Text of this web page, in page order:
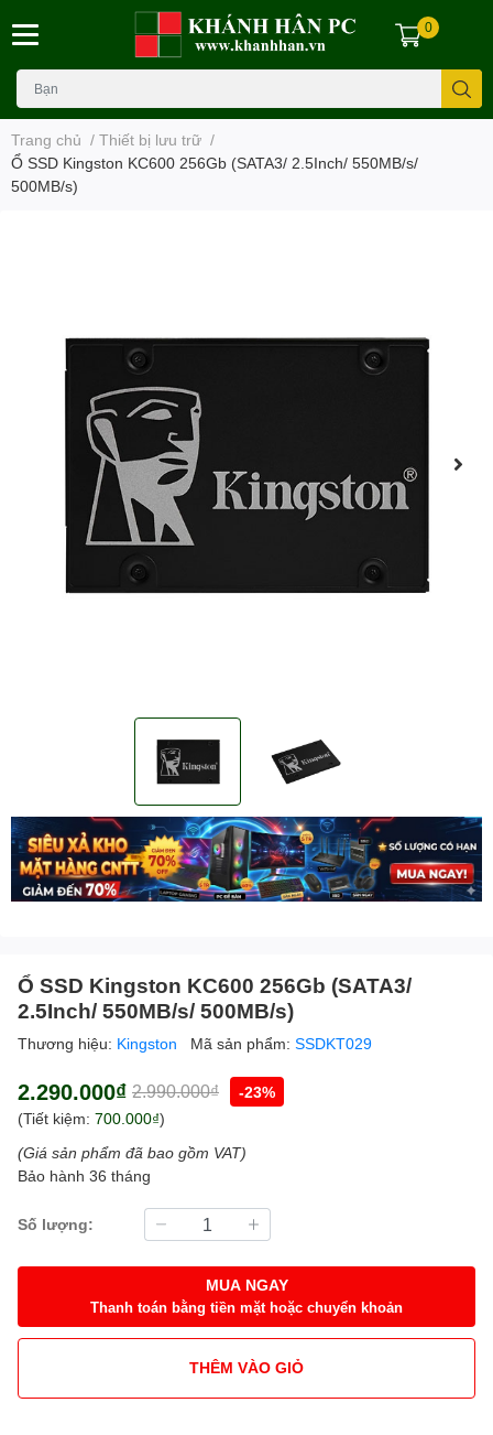
0
Trang chủ / Thiết bị lưu trữ /
Ổ SSD Kingston KC600 256Gb (SATA3/ 2.5Inch/ 550MB/s/
500MB/s)
Ổ SSD Kingston KC600 256Gb (SATA3/
2.5Inch/ 550MB/s/ 500MB/s)
Thương hiệu: Kingston Mã sản phẩm: SSDKT029
2.290.000₫ 2.990.000₫
-23%
(Tiết kiệm: 700.000₫)
(Giá sản phẩm đã bao gồm VAT)
Bảo hành 36 tháng
Số lượng:
MUA NGAY
Thanh toán bằng tiền mặt hoặc chuyển khoản
THÊM VÀO GIỎ